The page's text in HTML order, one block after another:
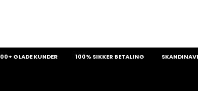
GLADE KUNDER 100% SIKKER BETALING